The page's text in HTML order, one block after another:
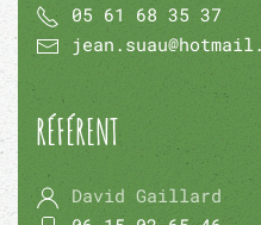
05 61 68 35 37
RÉFÉRENT
David Gaillard